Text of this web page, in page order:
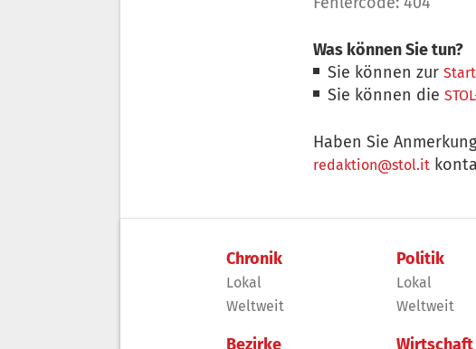
Was können Sie tun?
Sie können zur
Sie können die
Haben Sie
redaktion@stol.it
Chronik
Lokal
Weltweit
Bezirke
Politik
Lokal
Weltweit
Wirtschaft